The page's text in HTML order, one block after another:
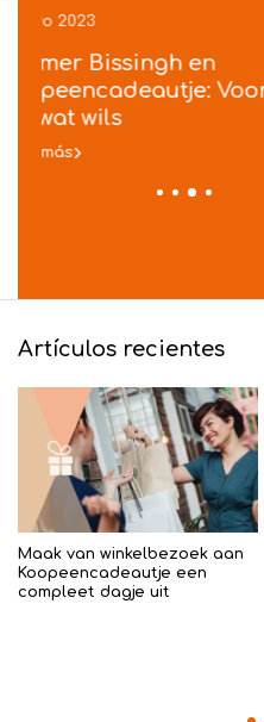
1 mayo 2023
Koopeencadeautje
gratis inpakservice
in Ommen
Leer más
Artículos recientes
Maak van winkelbezoek aan
Koopeencadeautje een
compleet dagje uit